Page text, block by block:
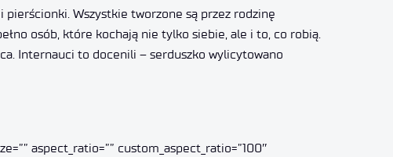
Wszystkie tworzone są przez rodzinę
osób, które kochają nie tylko siebie, ale i to, co robią.
Internauci to docenili – serduszko wylicytowano
aspect_ratio=”” custom_aspect_ratio=”100″